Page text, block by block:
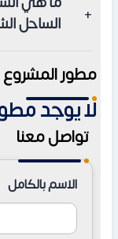
بمساحة 103 أمتار مربعة.
الساحل
بالم هيلز هي
الساحل الشمالي
مطور المشروع
لا يوجد
تواصل معنا
الاسم بالكامل